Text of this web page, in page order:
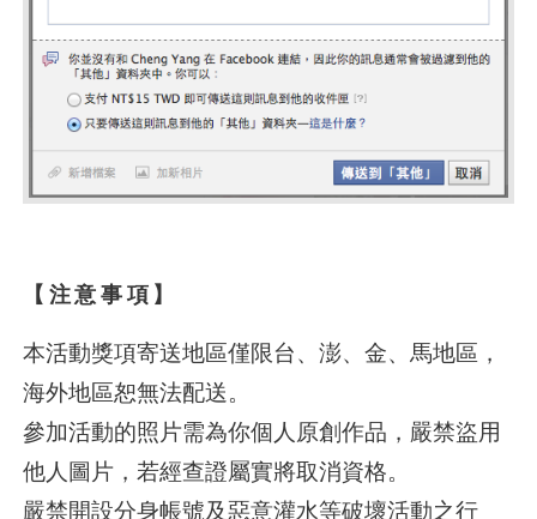
【 注意事項】
本活動獎項寄送地區僅限台、澎、金、馬地區，
海外地區恕無法配送。
參加活動的照片需為你個人原創作品，嚴禁盜用
他人圖片，若經查證屬實將取消資格。
嚴禁開設分身帳號及惡意灌水等破壞活動之行